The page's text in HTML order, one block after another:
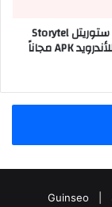
تحميل برنامج ستوريتل Storytel
Guinseo